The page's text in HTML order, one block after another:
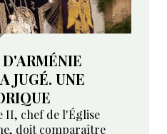
JUGÉ. UNE
II, chef de l'Église
doit comparaître